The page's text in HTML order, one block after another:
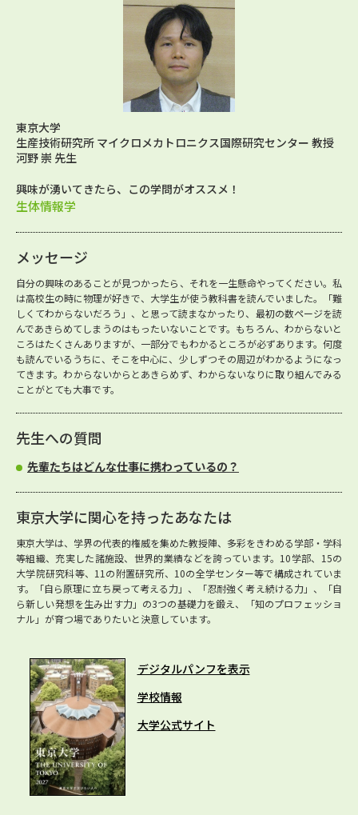
訂正のご案内
東京大学
生産技術研究所 マイクロメカトロニクス国際研究センター 教授
河野 崇 先生
興味が湧いてきたら、この学問がオススメ！
生体情報学
メッセージ
自分の興味のあることが見つかったら、それを一生懸命やってください。私
は高校生の時に物理が好きで、大学生が使う教科書を読んでいました。「難
しくてわからないだろう」、と思って読まなかったり、最初の数ページを読
んであきらめてしまうのはもったいないことです。もちろん、わからないと
ころはたくさんありますが、一部分でもわかるところが必ずあります。何度
も読んでいるうちに、そこを中心に、少しずつその周辺がわかるようになっ
てきます。わからないからとあきらめず、わからないなりに取り組んでみる
ことがとても大事です。
先生への質問
先輩たちはどんな仕事に携わっているの？
東京大学に関心を持ったあなたは
東京大学は、学界の代表的権威を集めた教授陣、多彩をきわめる学部・学科
等組織、充実した諸施設、世界的業績などを誇っています。10学部、15の
大学院研究科等、11の附置研究所、10の全学センター等で構成されていま
す。「自ら原理に立ち戻って考える力」、「忍耐強く考え続ける力」、「自
ら新しい発想を生み出す力」の3つの基礎力を鍛え、「知のプロフェッショ
ナル」が育つ場でありたいと決意しています。
デジタルパンフを表示
学校情報
大学公式サイト